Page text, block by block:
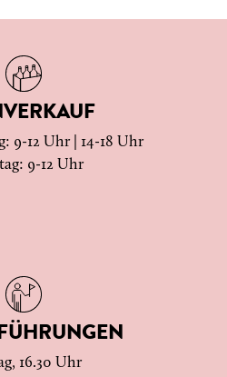
9-12 Uhr | 14-18 Uhr
9-12 Uhr
16.30 Uhr